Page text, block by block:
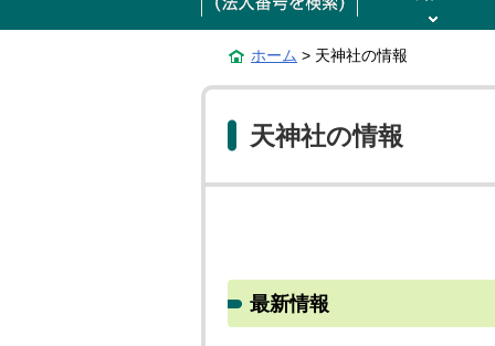
ホーム > 天神社の情報
天神社の情報
最新情報